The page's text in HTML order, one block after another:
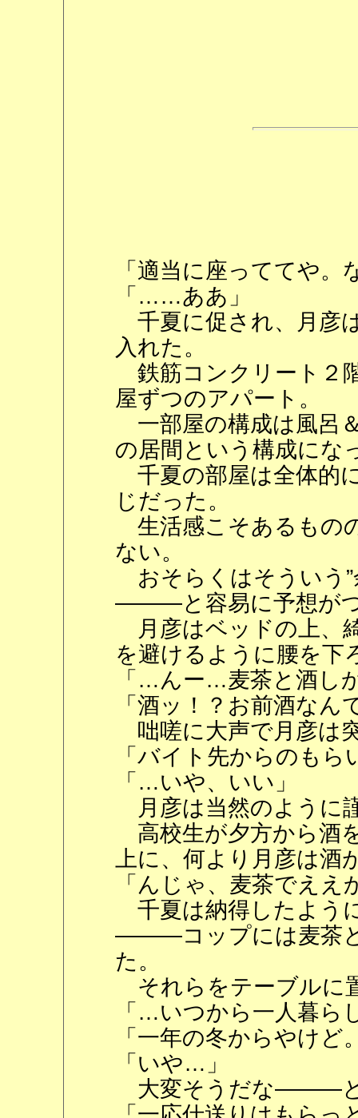
「適当に座っててや
「……ああ」
千夏に促され、月彦
入れた。
鉄筋コンクリート２
屋ずつのアパート。
一部屋の構成は風呂
の居間という構成にな
千夏の部屋は全体的
じだった。
生活感こそあるもの
ない。
おそらくはそういう”
―――と容易に予想が
月彦はベッドの上、
を避けるように腰を下
「…んー…麦茶と酒し
「酒ッ！？お前酒な
咄嗟に大声で月彦は
「バイト先からのもら
「…いや、いい」
月彦は当然のように
高校生が夕方から酒
上に、何より月彦は
「んじゃ、麦茶でええ
千夏は納得したよう
―――コップには麦茶
た。
それらをテーブルに
「…いつから一人暮
「一年の冬からやけ
「いや…」
大変そうだな―――と